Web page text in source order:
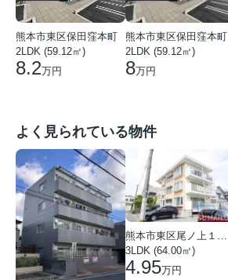
熊本市東区保田窪本町
2LDK (59.12㎡)
8.2万円
熊本市東区保田窪本町
2LDK (59.12㎡)
8万円
よく見られている物件
熊本市東区尾ノ上１丁目
3LDK (64.00㎡)
4.95万円